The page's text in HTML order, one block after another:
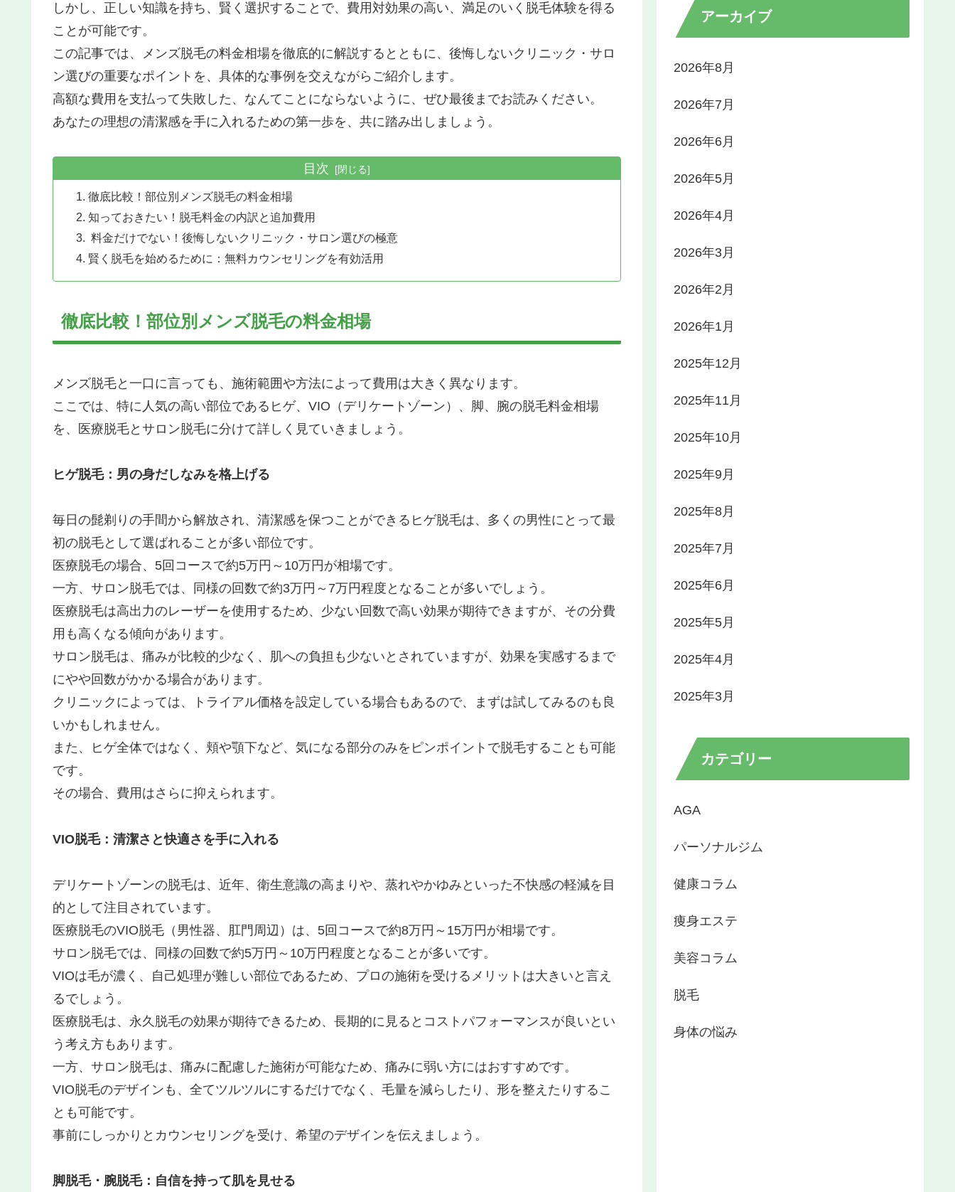
しかし、正しい知識を持ち、賢く選択することで、費用対効果の高い、満足のいく脱毛体験を得る
ことが可能です。
この記事では、メンズ脱毛の料金相場を徹底的に解説するとともに、後悔しないクリニック・サロ
ン選びの重要なポイントを、具体的な事例を交えながらご紹介します。
高額な費用を支払って失敗した、なんてことにならないように、ぜひ最後までお読みください。
あなたの理想の清潔感を手に入れるための第一歩を、共に踏み出しましょう。
目次
徹底比較！部位別メンズ脱毛の料金相場
知っておきたい！脱毛料金の内訳と追加費用
料金だけでない！後悔しないクリニック・サロン選びの極意
賢く脱毛を始めるために：無料カウンセリングを有効活用
徹底比較！部位別メンズ脱毛の料金相場
メンズ脱毛と一口に言っても、施術範囲や方法によって費用は大きく異なります。
ここでは、特に人気の高い部位であるヒゲ、VIO（デリケートゾーン）、脚、腕の脱毛料金相場
を、医療脱毛とサロン脱毛に分けて詳しく見ていきましょう。
ヒゲ脱毛：男の身だしなみを格上げる
毎日の髭剃りの手間から解放され、清潔感を保つことができるヒゲ脱毛は、多くの男性にとって最
初の脱毛として選ばれることが多い部位です。
医療脱毛の場合、5回コースで約5万円～10万円が相場です。
一方、サロン脱毛では、同様の回数で約3万円～7万円程度となることが多いでしょう。
医療脱毛は高出力のレーザーを使用するため、少ない回数で高い効果が期待できますが、その分費
用も高くなる傾向があります。
サロン脱毛は、痛みが比較的少なく、肌への負担も少ないとされていますが、効果を実感するまで
にやや回数がかかる場合があります。
クリニックによっては、トライアル価格を設定している場合もあるので、まずは試してみるのも良
いかもしれません。
また、ヒゲ全体ではなく、頬や顎下など、気になる部分のみをピンポイントで脱毛することも可能
です。
その場合、費用はさらに抑えられます。
VIO脱毛：清潔さと快適さを手に入れる
デリケートゾーンの脱毛は、近年、衛生意識の高まりや、蒸れやかゆみといった不快感の軽減を目
的として注目されています。
医療脱毛のVIO脱毛（男性器、肛門周辺）は、5回コースで約8万円～15万円が相場です。
サロン脱毛では、同様の回数で約5万円～10万円程度となることが多いです。
VIOは毛が濃く、自己処理が難しい部位であるため、プロの施術を受けるメリットは大きいと言え
るでしょう。
医療脱毛は、永久脱毛の効果が期待できるため、長期的に見るとコストパフォーマンスが良いとい
う考え方もあります。
一方、サロン脱毛は、痛みに配慮した施術が可能なため、痛みに弱い方にはおすすめです。
VIO脱毛のデザインも、全てツルツルにするだけでなく、毛量を減らしたり、形を整えたりするこ
とも可能です。
事前にしっかりとカウンセリングを受け、希望のデザインを伝えましょう。
脚脱毛・腕脱毛：自信を持って肌を見せる
アーカイブ
2026年8月
2026年7月
2026年6月
2026年5月
2026年4月
2026年3月
2026年2月
2026年1月
2025年12月
2025年11月
2025年10月
2025年9月
2025年8月
2025年7月
2025年6月
2025年5月
2025年4月
2025年3月
カテゴリー
AGA
パーソナルジム
健康コラム
痩身エステ
美容コラム
脱毛
身体の悩み